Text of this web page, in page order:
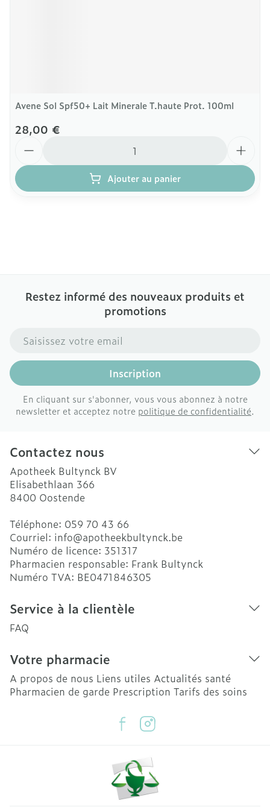
Avene Sol Spf50+ Lait Minerale T.haute Prot. 100ml
28,00 €
Ajouter au panier
Restez informé des nouveaux produits et
promotions
Adresse mail
Inscription
En cliquant sur s'abonner, vous vous abonnez à notre
newsletter et acceptez notre politique de confidentialité.
Contactez nous
Apotheek Bultynck BV
Elisabethlaan 366
8400 Oostende
Téléphone: 059 70 43 66
Courriel: info@apotheekbultynck.be
Numéro de licence: 351317
Pharmacien responsable: Frank Bultynck
Numéro TVA: BE0471846305
Service à la clientèle
FAQ
Votre pharmacie
A propos de nous Liens utiles Actualités santé
Pharmacien de garde Prescription Tarifs des soins